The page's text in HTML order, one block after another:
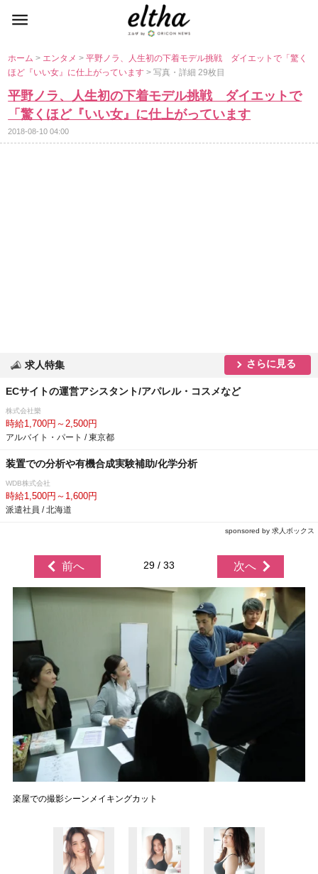
ホーム> エンタメ>平野ノラ、人生初の下着モデル挑戦 ダイエットで「驚く
ほど『いい女』に仕上がっています> 写真・詳細 29枚目
平野ノラ、人生初の下着モデル挑戦 ダイエットで
「驚くほど『いい女』に仕上がっています
2018-08-10 04:00
求人特集 さらに見る
ECサイトの運営アシスタント/アパレル・コスメなど
株式会社樂
時給1,700円～2,500円
アルバイト・パート / 東京都
装置での分析や有機合成実験補助/化学分析
WDB株式会社
時給1,500円～1,600円
派遣社員 / 北海道
sponsored by 求人ボックス
前へ 29 / 33 次へ
楽屋での撮影シーンメイキングカット